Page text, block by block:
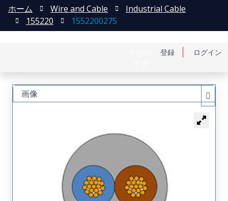
登録 ログイン
ホーム Wire and Cable
Industrial Cable
155220
1552200275
画像